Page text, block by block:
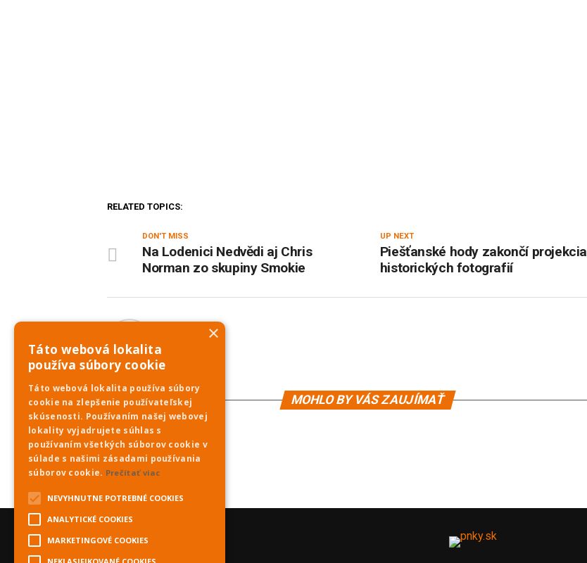
RELATED TOPICS:
UP NEXT
Piešťanské hody zakončí projekcia
historických fotografií
DON'T MISS
Na Lodenici Nedvědi aj Chris
Norman zo skupiny Smokie
MOHLO BY VÁS ZAUJÍMAŤ
×
Táto webová lokalita
používa súbory cookie
Táto webová lokalita používa súbory
cookie na zlepšenie používateľskej
skúsenosti. Používaním našej webovej
lokality vyjadrujete súhlas s
používaním všetkých súborov cookie v
súlade s našimi zásadami používania
súborov cookie. Prečítať viac
NEVYHNUTNE POTREBNÉ COOKIES
ANALYTICKÉ COOKIES
MARKETINGOVÉ COOKIES